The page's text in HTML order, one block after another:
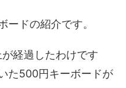
ードの紹介です。
経過したわけです
た500円キーボードが